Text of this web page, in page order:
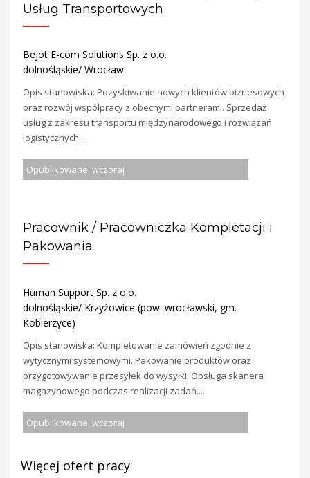
Usług Transportowych
Bejot E-com Solutions Sp. z o.o.
dolnośląskie/ Wrocław
Opis stanowiska: Pozyskiwanie nowych klientów biznesowych
oraz rozwój współpracy z obecnymi partnerami. Sprzedaż
usług z zakresu transportu międzynarodowego i rozwiązań
logistycznych....
Opublikowane: wczoraj
Pracownik / Pracowniczka Kompletacji i
Pakowania
Human Support Sp. z o.o.
dolnośląskie/ Krzyżowice (pow. wrocławski, gm.
Kobierzyce)
Opis stanowiska: Kompletowanie zamówień zgodnie z
wytycznymi systemowymi. Pakowanie produktów oraz
przygotowywanie przesyłek do wysyłki. Obsługa skanera
magazynowego podczas realizacji zadań....
Opublikowane: wczoraj
Więcej ofert pracy